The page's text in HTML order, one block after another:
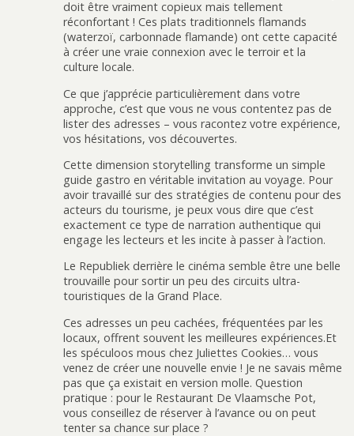
doit être vraiment copieux mais tellement
réconfortant ! Ces plats traditionnels flamands
(waterzoï, carbonnade flamande) ont cette capacité
à créer une vraie connexion avec le terroir et la
culture locale.
Ce que j’apprécie particulièrement dans votre
approche, c’est que vous ne vous contentez pas de
lister des adresses – vous racontez votre expérience,
vos hésitations, vos découvertes.
Cette dimension storytelling transforme un simple
guide gastro en véritable invitation au voyage. Pour
avoir travaillé sur des stratégies de contenu pour des
acteurs du tourisme, je peux vous dire que c’est
exactement ce type de narration authentique qui
engage les lecteurs et les incite à passer à l’action.
Le Republiek derrière le cinéma semble être une belle
trouvaille pour sortir un peu des circuits ultra-
touristiques de la Grand Place.
Ces adresses un peu cachées, fréquentées par les
locaux, offrent souvent les meilleures expériences.Et
les spéculoos mous chez Juliettes Cookies… vous
venez de créer une nouvelle envie ! Je ne savais même
pas que ça existait en version molle. Question
pratique : pour le Restaurant De Vlaamsche Pot,
vous conseillez de réserver à l’avance ou on peut
tenter sa chance sur place ?